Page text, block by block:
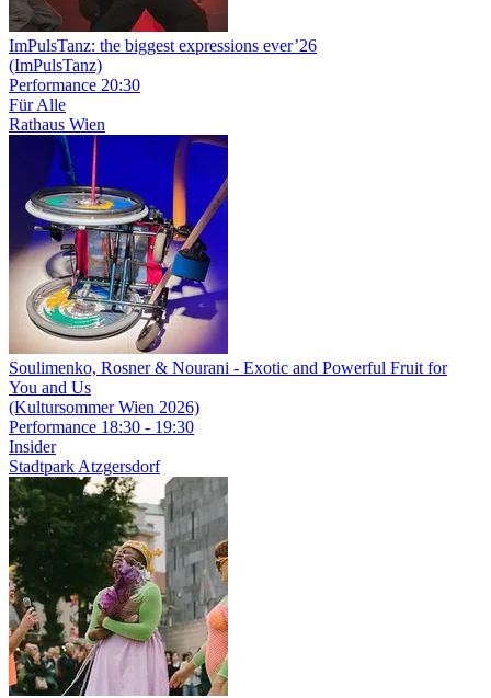
ImPulsTanz: the biggest expressions ever’26
(ImPulsTanz)
Performance 20:30
Für Alle
Rathaus Wien
Soulimenko, Rosner & Nourani - Exotic and Powerful Fruit for
You and Us
(Kultursommer Wien 2026)
Performance 18:30 - 19:30
Insider
Stadtpark Atzgersdorf